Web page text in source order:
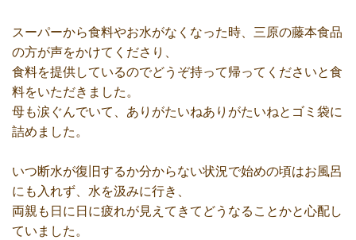
スーパーから食料やお水がなくなった時、三原の藤本食品
の方が声をかけてくださり、
食料を提供しているのでどうぞ持って帰ってくださいと食
料をいただきました。
母も涙ぐんでいて、ありがたいねありがたいねとゴミ袋に
詰めました。
いつ断水が復旧するか分からない状況で始めの頃はお風呂
にも入れず、水を汲みに行き、
両親も日に日に疲れが見えてきてどうなることかと心配し
ていました。